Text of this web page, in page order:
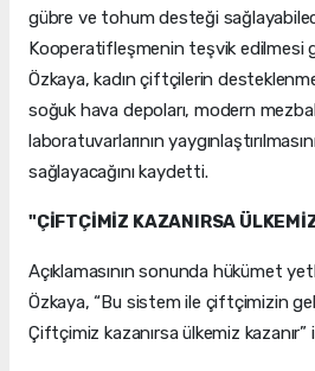
gübre ve tohum desteği
Kooperatifleşmenin teşvik edilmesi
Özkaya, kadın çiftçilerin
soğuk hava depoları, modern
laboratuvarlarının
sağlayacağını kaydetti.
"ÇİFTÇİMİZ KAZANIRSA
Açıklamasının sonunda hükümet
Özkaya, “Bu sistem ile çiftçimizin
Çiftçimiz kazanırsa ülkemiz kazanır”